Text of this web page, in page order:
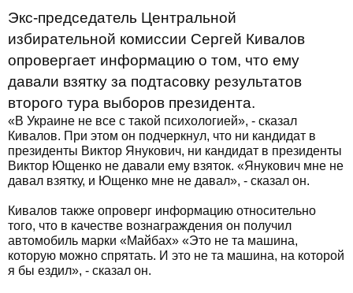
Экс-председатель Центральной
избирательной комиссии Сергей Кивалов
опровергает информацию о том, что ему
давали взятку за подтасовку результатов
второго тура выборов президента.
«В Украине не все с такой психологией», - сказал
Кивалов. При этом он подчеркнул, что ни кандидат в
президенты Виктор Янукович, ни кандидат в президенты
Виктор Ющенко не давали ему взяток. «Янукович мне не
давал взятку, и Ющенко мне не давал», - сказал он.
Кивалов также опроверг информацию относительно
того, что в качестве вознаграждения он получил
автомобиль марки «Майбах» «Это не та машина,
которую можно спрятать. И это не та машина, на которой
я бы ездил», - сказал он.